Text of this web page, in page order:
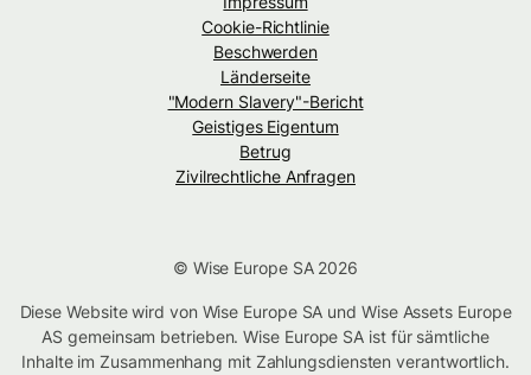
Cookie-Richtlinie
Beschwerden
Länderseite
"Modern Slavery"-Bericht
Geistiges Eigentum
Betrug
Zivilrechtliche Anfragen
© Wise Europe SA 2026
Diese Website wird von Wise Europe SA und Wise Assets Europe
AS gemeinsam betrieben. Wise Europe SA ist für sämtliche
Inhalte im Zusammenhang mit Zahlungsdiensten verantwortlich.